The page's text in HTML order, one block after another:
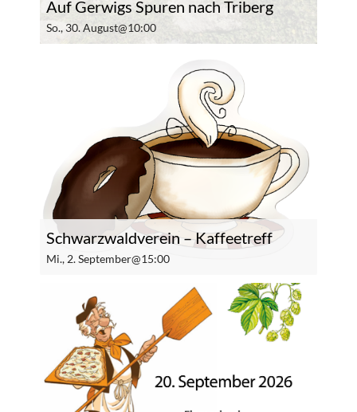
Auf Gerwigs Spuren nach Triberg
So., 30. August@10:00
Schwarzwaldverein – Kaffeetreff
Mi., 2. September@15:00